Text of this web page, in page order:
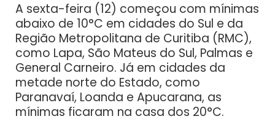
A sexta-feira (12) começou com mínimas
abaixo de 10°C em cidades do Sul e da
Região Metropolitana de Curitiba (RMC),
como Lapa, São Mateus do Sul, Palmas e
General Carneiro. Já em cidades da
metade norte do Estado, como
Paranavaí, Loanda e Apucarana, as
mínimas ficaram na casa dos 20°C.